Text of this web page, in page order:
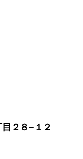
２８−１２